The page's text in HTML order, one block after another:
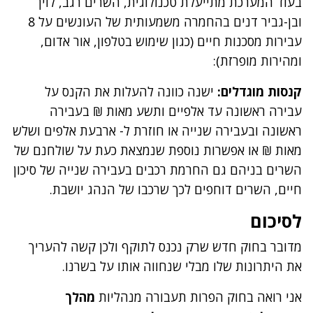
ובן-גביר דנים בהחמרה משמעותית של העונשים על 8
עבירות מסכנות חיים (כגון שימוש בטלפון, אור אדום,
ומהירות מופרזת):
קנסות מוגדלים: ישנה כוונה להעלות את הקנס על
עבירה ראשונה עד אלפיים ותשע מאות ₪ בעבירה
ראשונה ובעבירה שנייה או חוזרת ל- ארבעת אלפים ושלש
מאות ₪ או אפשרות נוספת שנמצאת כעת על שולחנם של
השרים בניהם גם החרמת רכבים בעבירה שנייה של סיכון
חיים, השרים דוחפים לכך שרכבו של הנהג יושבת.
לסיכום
מדובר בחוק חדש שרק נכנס לתוקף ולכן קשה להעריך
את היתרונות שלו מבלי שנחווה אותו על בשרנו.
אני רואה בחוק הפרות תעבורה מנהליות מהלך